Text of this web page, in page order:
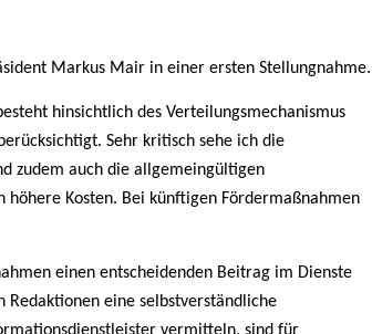
Markus Mair in einer ersten Stellungnahme.
hinsichtlich des Verteilungsmechanismus
Sehr kritisch sehe ich die
zudem auch die allgemeingültigen
Kosten. Bei künftigen Fördermaßnahmen
einen entscheidenden Beitrag im Dienste
eine selbstverständliche
vermitteln, sind für